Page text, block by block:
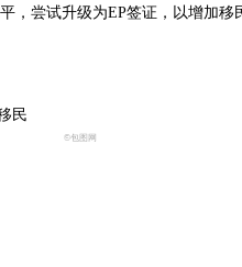
尝试升级为EP签证，以增加